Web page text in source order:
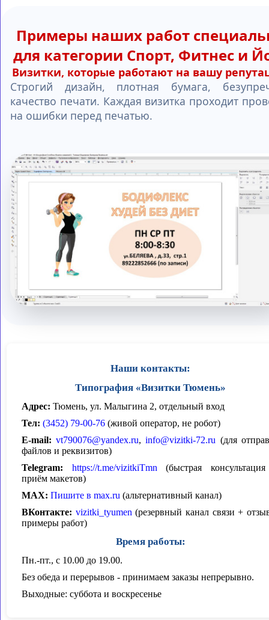
Примеры наших работ
для категории Спорт, Фитнес и
Визитки, которые работают на вашу
Строгий дизайн, плотная бумага,
качество печати. Каждая визитка проходит
на ошибки перед печатью.
Наши контакты:
Типография «Визитки Тюмень»
Адрес: Тюмень, ул. Малыгина 2, отдельный вход
Тел: (3452) 79-00-76 (живой оператор, не робот)
E-mail: vt790076@yandex.ru,info@vizitki-72.ru (для
файлов и реквизитов)
Telegram:
https://t.me/vizitkiTmn(быстрая
приём макетов)
MAX: Пишите в max.ru (альтернативный канал)
ВКонтакте: vizitki_tyumen (резервный канал связи +
примеры работ)
Время работы:
Пн.-пт., с 10.00 до 19.00.
Без обеда и перерывов - принимаем заказы непрерывно.
Выходные: суббота и воскресенье